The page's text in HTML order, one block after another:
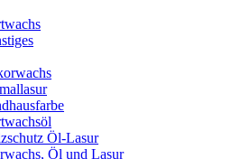
Öl-Lasur
Öl und Lasur